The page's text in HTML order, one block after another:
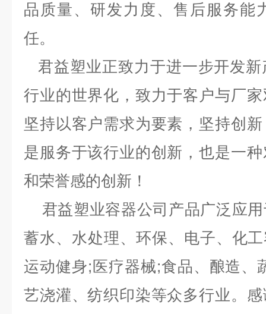
品质量、研发力度、售后服务能
任。
君益塑业正致力于进一步开发
行业的世界化，致力于客户与厂
坚持以客户需求为要素，坚持创
是服务于该行业的创新，也是一
和荣誉感的创新！
君益塑业容器公司产品广泛应
蓄水、水处理、环保、电子、化
运动健身;医疗器械;食品、酿造、
艺浇灌、纺织印染等众多行业。